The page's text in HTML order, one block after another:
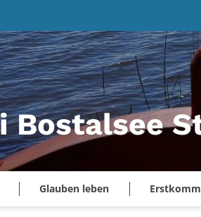
Bostalsee
Glauben leben